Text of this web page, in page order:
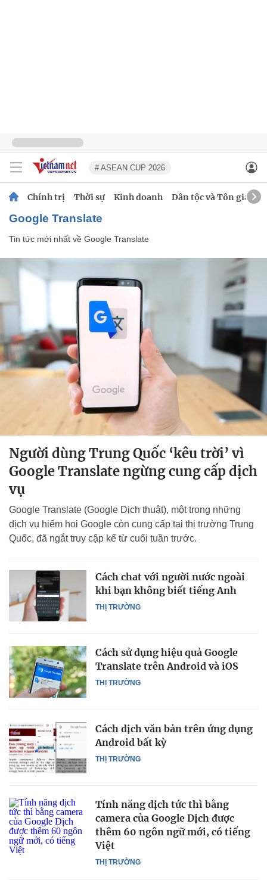
# ASEAN CUP 2026
Chính trị Thời sự Kinh doanh Dân tộc và Tôn giáo
Google Translate
Tin tức mới nhất về Google Translate
Người dùng Trung Quốc ‘kêu trời’ vì
Google Translate ngừng cung cấp dịch
vụ
Google Translate (Google Dịch thuật), một trong những
dịch vụ hiếm hoi Google còn cung cấp tại thị trường Trung
Quốc, đã ngắt truy cập kể từ cuối tuần trước.
THỊ TRƯỜNG
Cách chat với người nước ngoài
khi bạn không biết tiếng Anh
THỊ TRƯỜNG
Cách sử dụng hiệu quả Google
Translate trên Android và iOS
THỊ TRƯỜNG
Cách dịch văn bản trên ứng dụng
Android bất kỳ
THỊ TRƯỜNG
Tính năng dịch tức thì bằng
camera của Google Dịch được
thêm 60 ngôn ngữ mới, có tiếng
Việt